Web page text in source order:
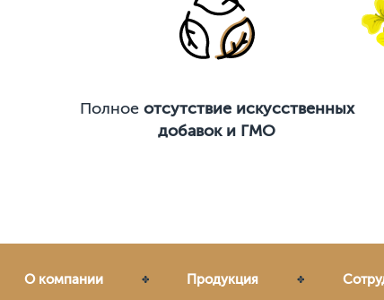
Полное отсутствие искусственных
добавок и ГМО
О компании Продукция